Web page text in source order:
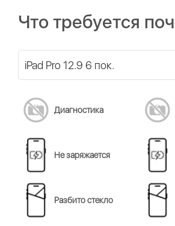
Что требуется
Диагностика
Не заряжается
Разбито стекло